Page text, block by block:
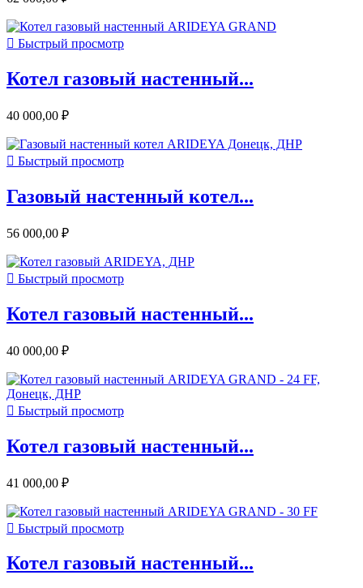
 Быстрый просмотр
Котел газовый настенный...
40 000,00 ₽
 Быстрый просмотр
Газовый настенный котел...
56 000,00 ₽
 Быстрый просмотр
Котел газовый настенный...
40 000,00 ₽
 Быстрый просмотр
Котел газовый настенный...
41 000,00 ₽
 Быстрый просмотр
Котел газовый настенный...